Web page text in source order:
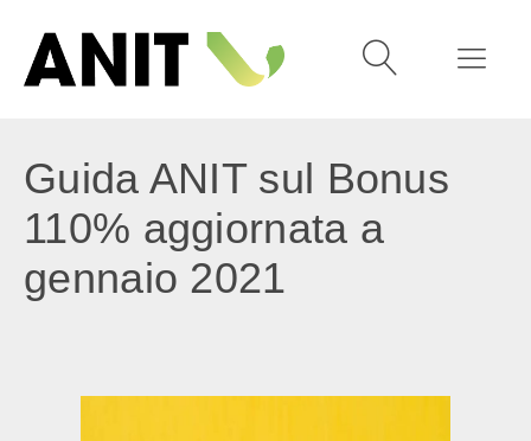
Guida ANIT sul Bonus
110% aggiornata a
gennaio 2021